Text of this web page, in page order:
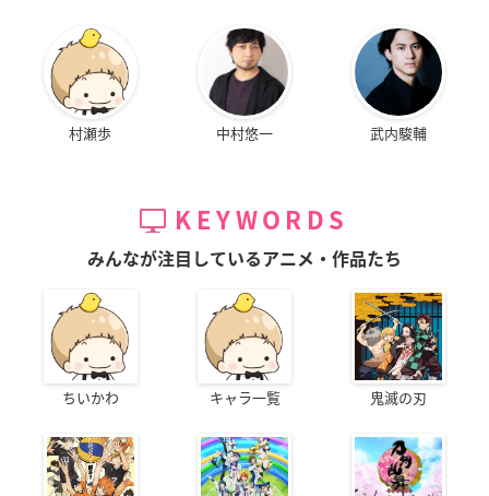
村瀬歩 中村悠一 武内駿輔
KEYWORDS
みんなが注目しているアニメ・作品たち
ちいかわ キャラ一覧 鬼滅の刃